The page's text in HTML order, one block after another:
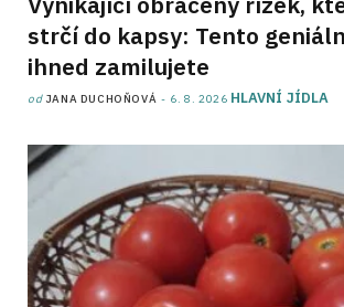
strčí do kapsy: Tento
ihned zamilujete
od JANA DUCHOŇOVÁ 6. 8. 2026 HLAVNÍ JÍDLA